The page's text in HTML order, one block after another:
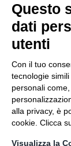
Email:
PEC:
Sitemap
SEGUICI
SIAMO
Questo
dati
utenti
Con il tuo
tecnologie
personali
alla privacy, è
cookie. Clicca
Visualizza la